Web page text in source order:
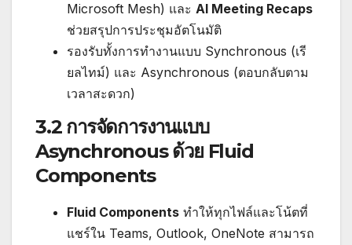
Microsoft Mesh) และ AI Meeting Recaps
ช่วยสรุปการประชุมอัตโนมัติ
รองรับทั้งการทำงานแบบ Synchronous (เรี
ยลไทม์) และ Asynchronous (ตอบกลับตาม
เวลาสะดวก)
3.2 การจัดการงานแบบ
Asynchronous ด้วย Fluid
Components
Fluid Components ทำให้ทุกไฟล์และโน้ตที่
แชร์ใน Teams, Outlook, OneNote สามารถ